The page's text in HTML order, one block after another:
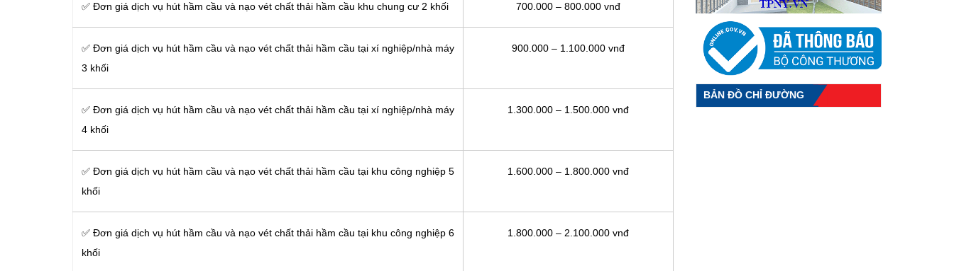
✅ Đơn giá dịch vụ hút hầm cầu và nạo vét chất thải hầm cầu khu chung cư 2 khối 700.000 – 800.000 vnđ
✅ Đơn giá dịch vụ hút hầm cầu và nạo vét chất thải hầm cầu tại xí nghiệp/nhà máy
3 khối
900.000 – 1.100.000 vnđ
✅ Đơn giá dịch vụ hút hầm cầu và nạo vét chất thải hầm cầu tại xí nghiệp/nhà máy
4 khối
1.300.000 – 1.500.000 vnđ
✅ Đơn giá dịch vụ hút hầm cầu và nạo vét chất thải hầm cầu tại khu công nghiệp 5
khối
1.600.000 – 1.800.000 vnđ
✅ Đơn giá dịch vụ hút hầm cầu và nạo vét chất thải hầm cầu tại khu công nghiệp 6
khối
1.800.000 – 2.100.000 vnđ
BẢN ĐỒ CHỈ ĐƯỜNG